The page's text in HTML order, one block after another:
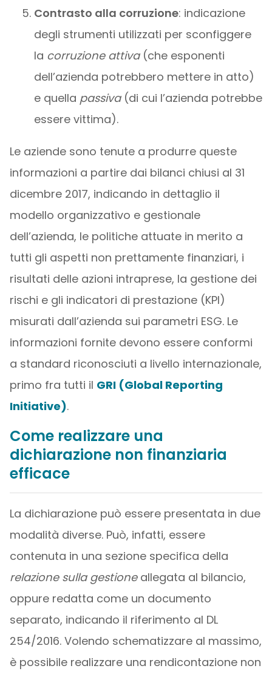
Contrasto alla corruzione: indicazione
degli strumenti utilizzati per sconfiggere
la corruzione attiva(che esponenti
dell’azienda potrebbero mettere in atto)
e quella passiva(di cui l’azienda potrebbe
essere vittima).
Le aziende sono tenute a produrre queste
informazioni a partire dai bilanci chiusi al 31
dicembre 2017, indicando in dettaglio il
modello organizzativo e gestionale
dell’azienda, le politiche attuate in merito a
tutti gli aspetti non prettamente finanziari, i
risultati delle azioni intraprese, la gestione dei
rischi e gli indicatori di prestazione (KPI)
misurati dall’azienda sui parametri ESG. Le
informazioni fornite devono essere conformi
a standard riconosciuti a livello internazionale,
primo fra tutti il GRI (Global Reporting
Initiative).
Come realizzare una
dichiarazione non finanziaria
efficace
La dichiarazione può essere presentata in due
modalità diverse. Può, infatti, essere
contenuta in una sezione specifica della
relazione sulla gestioneallegata al bilancio,
oppure redatta come un documento
separato, indicando il riferimento al DL
254/2016. Volendo schematizzare al massimo,
è possibile realizzare una rendicontazione non